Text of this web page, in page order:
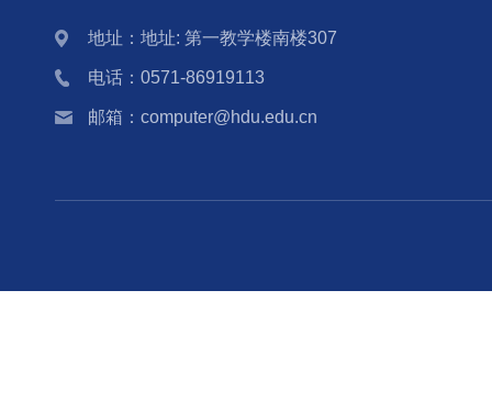
地址：地址: 第一教学楼南楼307
电话：0571-86919113
邮箱：computer@hdu.edu.cn